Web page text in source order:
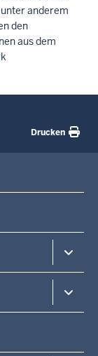
anderem
den
aus dem
Drucken